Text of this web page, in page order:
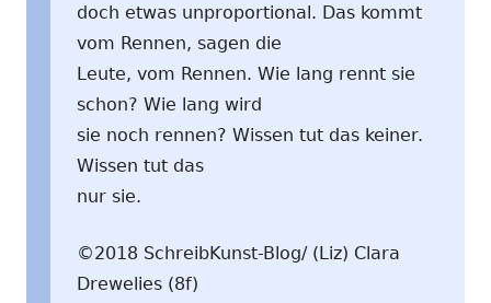
doch etwas unproportional. Das kommt
vom Rennen, sagen die
Leute, vom Rennen. Wie lang rennt sie
schon? Wie lang wird
sie noch rennen? Wissen tut das keiner.
Wissen tut das
nur sie.
©2018 SchreibKunst-Blog/ (Liz) Clara
Drewelies (8f)